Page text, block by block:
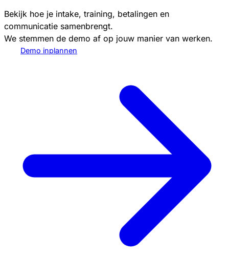
Bekijk hoe je intake, training, betalingen en
communicatie samenbrengt.
We stemmen de demo af op jouw manier van werken.
Demo inplannen